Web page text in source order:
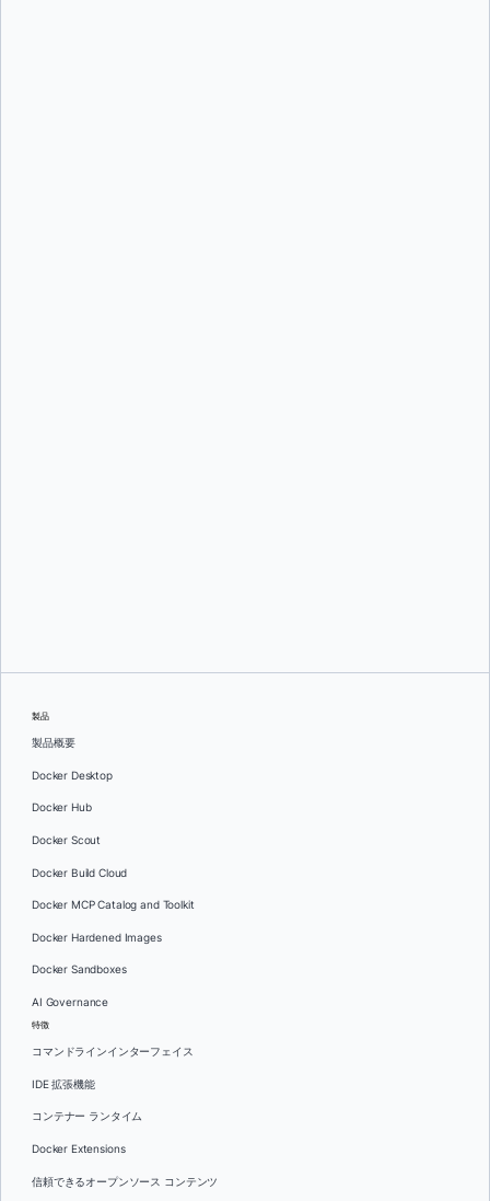
製品
製品概要
Docker Desktop
Docker Hub
Docker Scout
Docker Build Cloud
Docker MCP Catalog and Toolkit
Docker Hardened Images
Docker Sandboxes
AI Governance
特徴
コマンドラインインターフェイス
IDE 拡張機能
コンテナー ランタイム
Docker Extensions
信頼できるオープンソース コンテンツ